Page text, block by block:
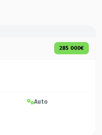
285 000€
Auto